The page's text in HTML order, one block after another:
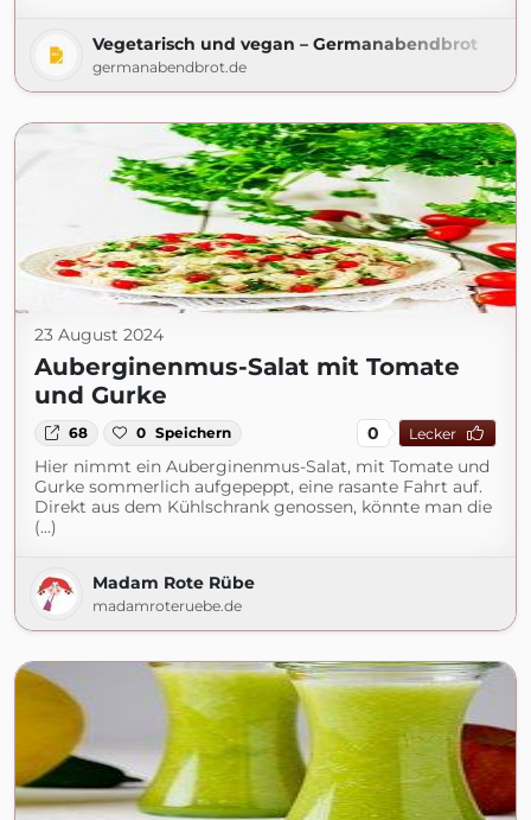
Vegetarisch und vegan – Germanabendbrot
germanabendbrot.de
23 August 2024
Auberginenmus-Salat mit Tomate
und Gurke
68 0 Speichern 0 Lecker
Hier nimmt ein Auberginenmus-Salat, mit Tomate und
Gurke sommerlich aufgepeppt, eine rasante Fahrt auf.
Direkt aus dem Kühlschrank genossen, könnte man die
(...)
Madam Rote Rübe
madamroteruebe.de